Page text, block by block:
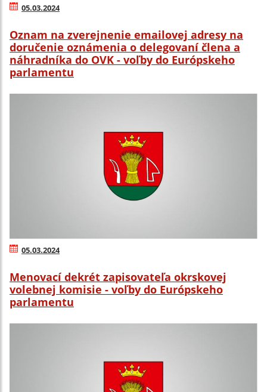
05.03.2024
Oznam na zverejnenie emailovej adresy na
doručenie oznámenia o delegovaní člena a
náhradníka do OVK - voľby do Európskeho
parlamentu
05.03.2024
Menovací dekrét zapisovateľa okrskovej
volebnej komisie - voľby do Európskeho
parlamentu